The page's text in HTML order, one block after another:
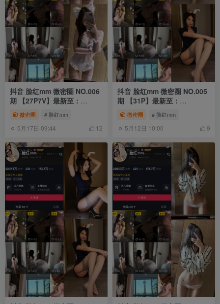
抖音 脸红mm 微密圈 NO.006
期 【27P7V】最新至：
2023.11.08
微密圈 # 脸红mm
5月17日 09:44 12
抖音 脸红mm 微密圈 NO.005
期 【31P】最新至：
2023.9.22
微密圈 # 脸红mm
5月12日 10:00 9